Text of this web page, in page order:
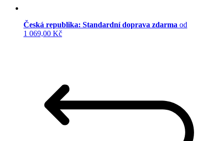
Česká republika: Standardní doprava zdarma od
1 069,00 Kč